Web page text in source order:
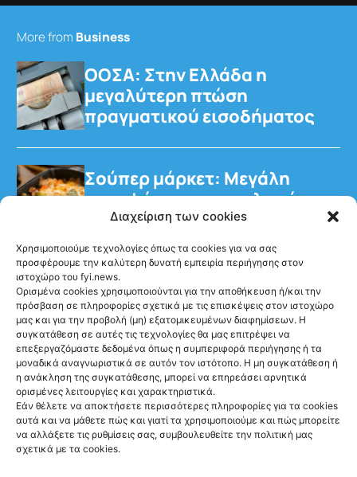
Διαχείριση των cookies
Χρησιμοποιούμε τεχνολογίες όπως τα cookies για να σας
προσφέρουμε την καλύτερη δυνατή εμπειρία περιήγησης στον
ιστοχώρο του fyi.news.
Ορισμένα cookies χρησιμοποιούνται για την αποθήκευση ή/και την
πρόσβαση σε πληροφορίες σχετικά με τις επισκέψεις στον ιστοχώρο
μας και για την προβολή (μη) εξατομικευμένων διαφημίσεων. Η
συγκατάθεση σε αυτές τις τεχνολογίες θα μας επιτρέψει να
επεξεργαζόμαστε δεδομένα όπως η συμπεριφορά περιήγησης ή τα
μοναδικά αναγνωριστικά σε αυτόν τον ιστότοπο. Η μη συγκατάθεση ή
η ανάκληση της συγκατάθεσης, μπορεί να επηρεάσει αρνητικά
ορισμένες λειτουργίες και χαρακτηριστικά.
Εάν θέλετε να αποκτήσετε περισσότερες πληροφορίες για τα cookies
αυτά και να μάθετε πώς και γιατί τα χρησιμοποιούμε και πώς μπορείτε
να αλλάξετε τις ρυθμίσεις σας, συμβουλευθείτε την πολιτική μας
σχετικά με τα cookies.
More from Business
ΟΟΣΑ: Στην Ελλάδα η
μεγαλύτερη πτώση
πραγματικού εισοδήματος
Σούπερ μάρκετ: Μεγάλη
στροφή των καταναλωτών
στα έτοιμα γεύματα
Ακολούθησέ μας
Newsletter